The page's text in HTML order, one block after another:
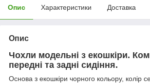
Опис Характеристики Доставка
Опис
Чохли модельні з екошкіри.
передні та задні сидіння.
Основа з екошкіри чорного кольору, колір